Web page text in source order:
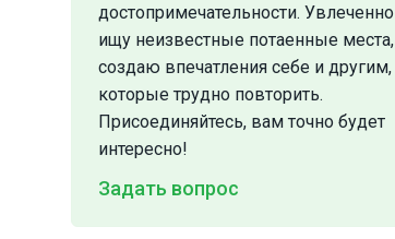
достопримечательности. Увлеченно
ищу неизвестные потаенные места,
создаю впечатления себе и другим,
которые трудно повторить.
Присоединяйтесь, вам точно будет
интересно!
Задать вопрос